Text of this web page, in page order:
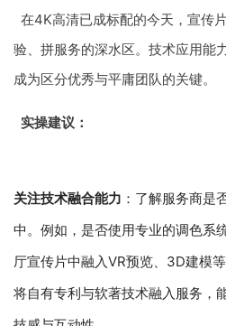
在4K高清已成标配的今天，宣传
验、拼服务的深水区。技术应用能
成为区分优秀与平庸团队的关键。
实操建议：
关注技术融合能力 ：了解服务商是
中。例如，是否使用专业的调色系
厅宣传片中融入VR预览、3D建模
将自有专利与软著技术融入服务，